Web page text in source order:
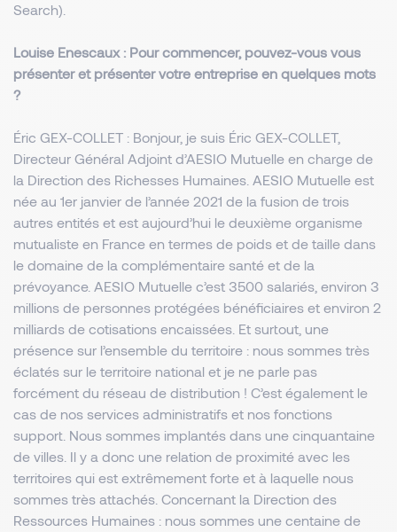
Search).
Louise Enescaux : Pour commencer, pouvez-vous vous
présenter et présenter votre entreprise en quelques mots
?
Éric GEX-COLLET : Bonjour, je suis Éric GEX-COLLET,
Directeur Général Adjoint d’AESIO Mutuelle en charge de
la Direction des Richesses Humaines. AESIO Mutuelle est
née au 1er janvier de l’année 2021 de la fusion de trois
autres entités et est aujourd’hui le deuxième organisme
mutualiste en France en termes de poids et de taille dans
le domaine de la complémentaire santé et de la
prévoyance. AESIO Mutuelle c’est 3500 salariés, environ 3
millions de personnes protégées bénéficiaires et environ 2
milliards de cotisations encaissées. Et surtout, une
présence sur l’ensemble du territoire : nous sommes très
éclatés sur le territoire national et je ne parle pas
forcément du réseau de distribution ! C’est également le
cas de nos services administratifs et nos fonctions
support. Nous sommes implantés dans une cinquantaine
de villes. Il y a donc une relation de proximité avec les
territoires qui est extrêmement forte et à laquelle nous
sommes très attachés. Concernant la Direction des
Ressources Humaines : nous sommes une centaine de